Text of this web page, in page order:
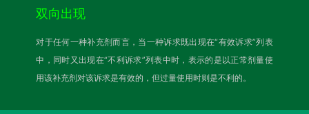
双向出现
对于任何一种补充剂而言，当一种诉求既出现在“有效诉求”列表
中，同时又出现在“不利诉求”列表中时，表示的是以正常剂量使
用该补充剂对该诉求是有效的，但过量使用时则是不利的。